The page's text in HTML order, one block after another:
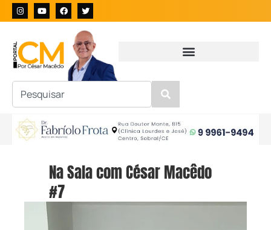
Na Sala com César Macêdo
#7